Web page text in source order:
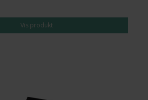
Vis produkt